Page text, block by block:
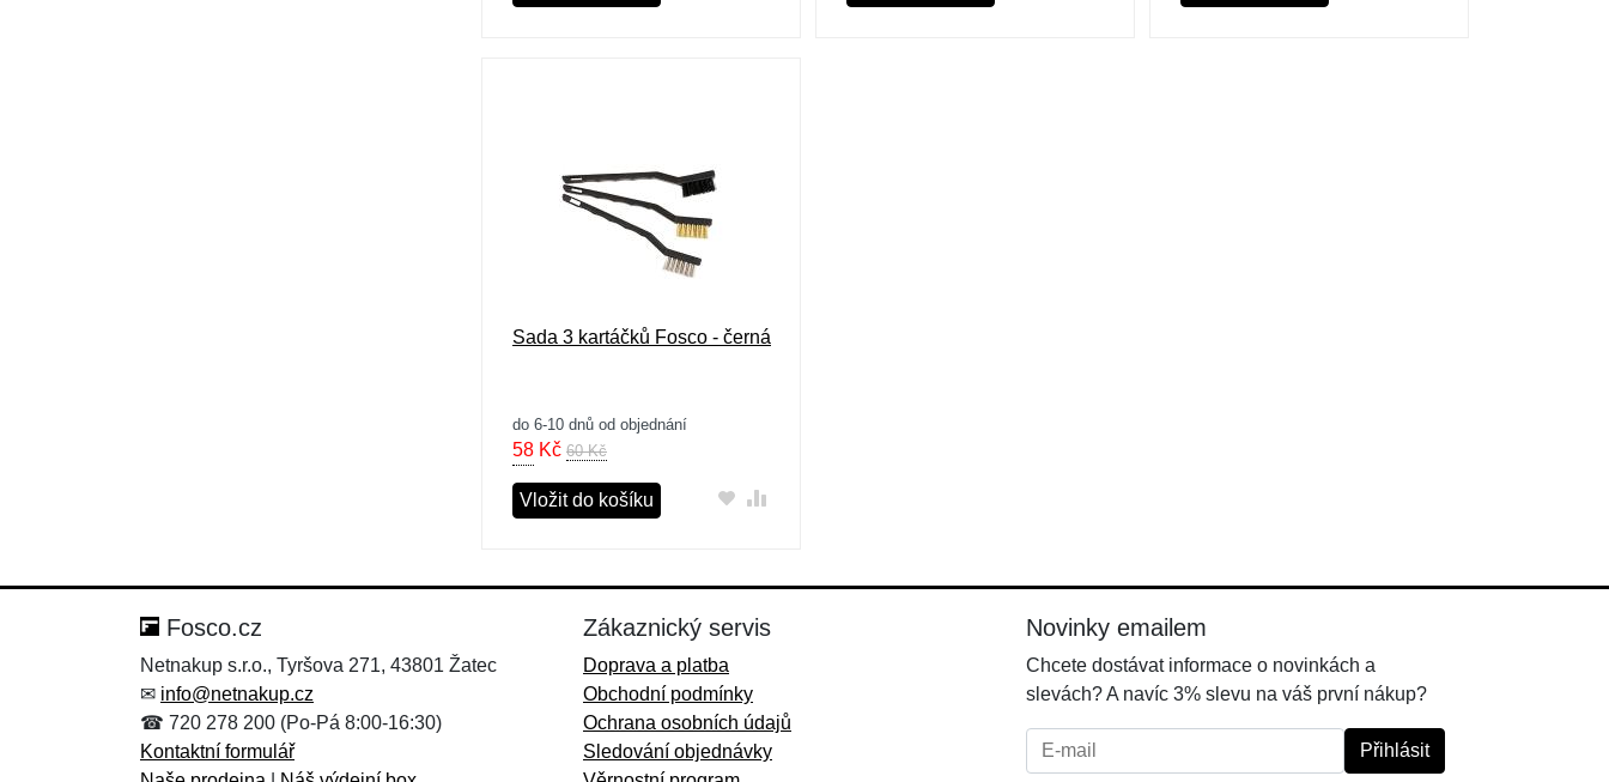
Sada 3 kartáčků Fosco - černá
do 6-10 dnů od objednání
58 Kč 60 Kč
Vložit do košíku
Fosco.cz
Netnakup s.r.o., Tyršova 271, 43801 Žatec
✉ info@netnakup.cz
☎ 720 278 200 (Po-Pá 8:00-16:30)
Kontaktní formulář
Zákaznický servis
Doprava a platba
Obchodní podmínky
Ochrana osobních údajů
Sledování objednávky
Novinky emailem
Chcete dostávat informace o novinkách a
slevách? A navíc 3% slevu na váš první nákup?
E-mail: Přihlásit